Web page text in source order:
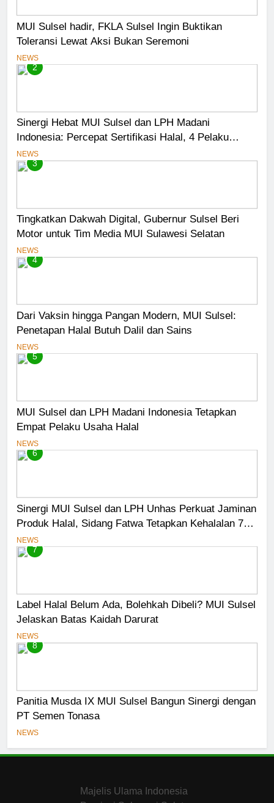
MUI Sulsel hadir, FKLA Sulsel Ingin Buktikan
Toleransi Lewat Aksi Bukan Seremoni
NEWS
2
Sinergi Hebat MUI Sulsel dan LPH Madani
Indonesia: Percepat Sertifikasi Halal, 4 Pelaku
Usaha Mikro Lulus Sidang Fatwa
NEWS
3
Tingkatkan Dakwah Digital, Gubernur Sulsel Beri
Motor untuk Tim Media MUI Sulawesi Selatan
NEWS
4
Dari Vaksin hingga Pangan Modern, MUI Sulsel:
Penetapan Halal Butuh Dalil dan Sains
NEWS
5
MUI Sulsel dan LPH Madani Indonesia Tetapkan
Empat Pelaku Usaha Halal
NEWS
6
Sinergi MUI Sulsel dan LPH Unhas Perkuat Jaminan
Produk Halal, Sidang Fatwa Tetapkan Kehalalan 7
Pelaku Usaha
NEWS
7
Label Halal Belum Ada, Bolehkah Dibeli? MUI Sulsel
Jelaskan Batas Kaidah Darurat
NEWS
8
Panitia Musda IX MUI Sulsel Bangun Sinergi dengan
PT Semen Tonasa
NEWS
Majelis Ulama Indonesia